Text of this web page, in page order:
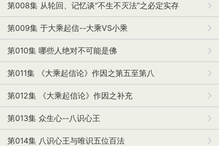
第008集 从轮回、记忆谈“不生不灭法”之必定实存
第009集 于大乘起信--大乘VS小乘
第010集 哪些人绝对不可能是佛
第011集 《大乘起信论》作因之第五至第八
第012集 《大乘起信论》作因之补充
第013集 众生心--八识心王
第014集 八识心王与唯识五位百法